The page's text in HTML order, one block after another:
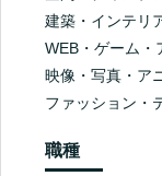
建築・インテリ
WEB・ゲーム・
映像・写真・ア
ファッション・
職種